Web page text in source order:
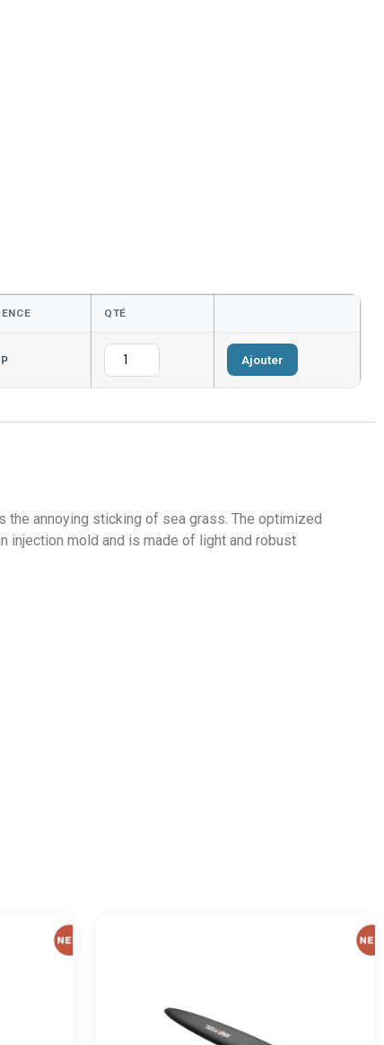
QTÉ
Ajouter
the annoying sticking of sea grass. The optimized
mold and is made of light and robust